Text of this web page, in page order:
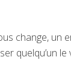
change, un
quelqu’un